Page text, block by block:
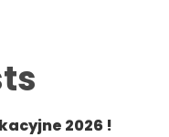
2026 !